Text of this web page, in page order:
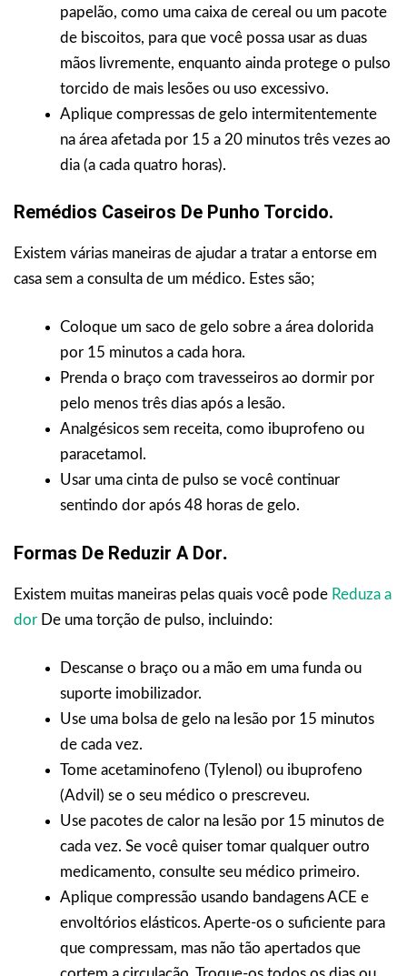
papelão, como uma caixa de cereal ou um pacote
de biscoitos, para que você possa usar as duas
mãos livremente, enquanto ainda protege o pulso
torcido de mais lesões ou uso excessivo.
Aplique compressas de gelo intermitentemente
na área afetada por 15 a 20 minutos três vezes ao
dia (a cada quatro horas).
Remédios Caseiros De Punho Torcido.
Existem várias maneiras de ajudar a tratar a entorse em
casa sem a consulta de um médico. Estes são;
Coloque um saco de gelo sobre a área dolorida
por 15 minutos a cada hora.
Prenda o braço com travesseiros ao dormir por
pelo menos três dias após a lesão.
Analgésicos sem receita, como ibuprofeno ou
paracetamol.
Usar uma cinta de pulso se você continuar
sentindo dor após 48 horas de gelo.
Formas De Reduzir A Dor.
Existem muitas maneiras pelas quais você pode Reduza a
dor De uma torção de pulso, incluindo:
Descanse o braço ou a mão em uma funda ou
suporte imobilizador.
Use uma bolsa de gelo na lesão por 15 minutos
de cada vez.
Tome acetaminofeno (Tylenol) ou ibuprofeno
(Advil) se o seu médico o prescreveu.
Use pacotes de calor na lesão por 15 minutos de
cada vez. Se você quiser tomar qualquer outro
medicamento, consulte seu médico primeiro.
Aplique compressão usando bandagens ACE e
envoltórios elásticos. Aperte-os o suficiente para
que compressam, mas não tão apertados que